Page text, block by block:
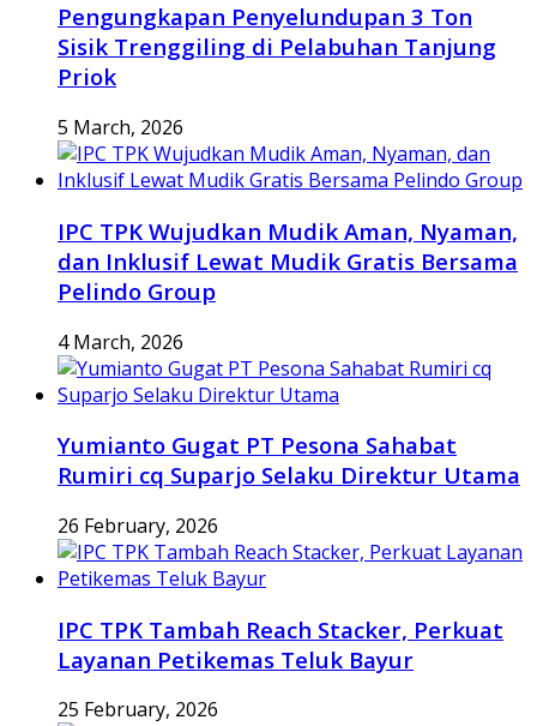
Pengungkapan Penyelundupan 3 Ton
Sisik Trenggiling di Pelabuhan Tanjung
Priok
5 March, 2026
IPC TPK Wujudkan Mudik Aman, Nyaman,
dan Inklusif Lewat Mudik Gratis Bersama
Pelindo Group
4 March, 2026
Yumianto Gugat PT Pesona Sahabat
Rumiri cq Suparjo Selaku Direktur Utama
26 February, 2026
IPC TPK Tambah Reach Stacker, Perkuat
Layanan Petikemas Teluk Bayur
25 February, 2026